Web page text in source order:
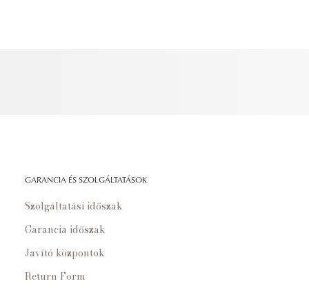
GARANCIA ÉS SZOLGÁLTATÁSOK
Szolgáltatási időszak
Garancia időszak
Javító központok
Return Form